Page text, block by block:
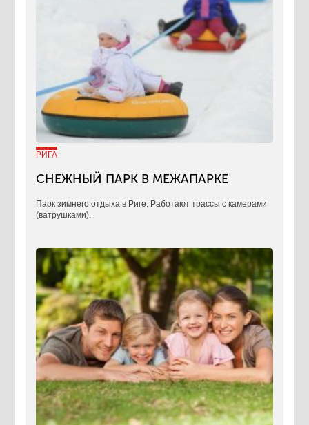
РИГА
СНЕЖНЫЙ ПАРК В МЕЖАПАРКЕ
Парк зимнего отдыха в Риге. Работают трассы с камерами
(ватрушками).